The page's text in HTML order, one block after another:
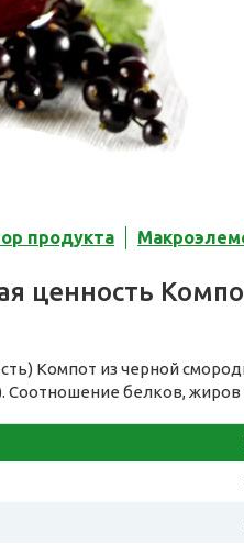
продукта
ценность
Компот из черной
Соотношение белков, жиров